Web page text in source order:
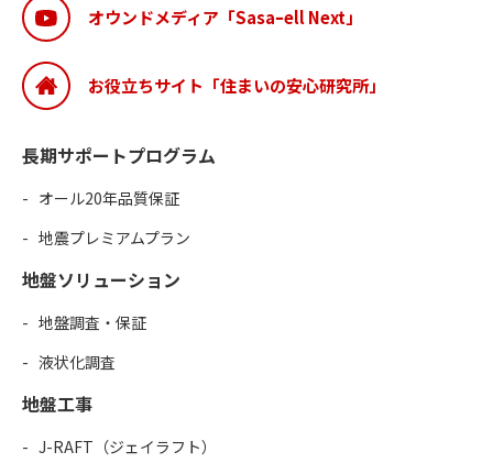
オウンドメディア「Sasaｰell Next」
お役立ちサイト「住まいの安心研究所」
長期サポートプログラム
オール20年品質保証
地震プレミアムプラン
地盤ソリューション
地盤調査・保証
液状化調査
地盤工事
J-RAFT（ジェイラフト）